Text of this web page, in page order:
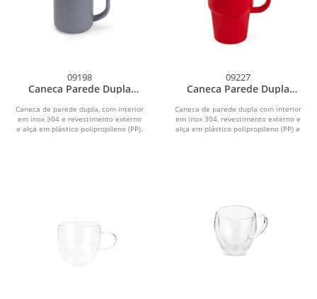
09198
Caneca Parede Dupla
Caneca de parede dupla, com interior
em inox 304 e revestimento externo
e alça em plástico polipropileno (PP).
09227
Caneca Parede Dupla
Caneca de parede dupla com interior
em inox 304, revestimento externo e
alça em plástico polipropileno (PP) e